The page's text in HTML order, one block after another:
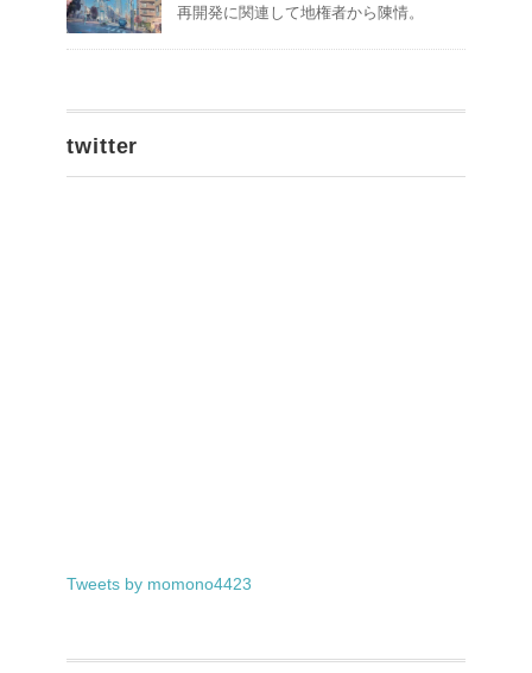
再開発に関連して地権者から陳情。
twitter
Tweets by momono4423